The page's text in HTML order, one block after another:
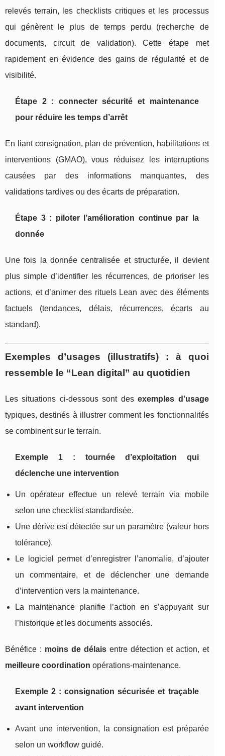
relevés terrain, les checklists critiques et les processus
qui génèrent le plus de temps perdu (recherche de
documents, circuit de validation). Cette étape met
rapidement en évidence des gains de régularité et de
visibilité.
Étape 2 : connecter sécurité et maintenance
pour réduire les temps d’arrêt
En liant consignation, plan de prévention, habilitations et
interventions (GMAO), vous réduisez les interruptions
causées par des informations manquantes, des
validations tardives ou des écarts de préparation.
Étape 3 : piloter l’amélioration continue par la
donnée
Une fois la donnée centralisée et structurée, il devient
plus simple d’identifier les récurrences, de prioriser les
actions, et d’animer des rituels Lean avec des éléments
factuels (tendances, délais, récurrences, écarts au
standard).
Exemples d’usages (illustratifs) : à quoi
ressemble le “Lean digital” au quotidien
Les situations ci-dessous sont desexemples d’usage
typiques, destinés à illustrer comment les fonctionnalités
se combinent sur le terrain.
Exemple 1 : tournée d’exploitation qui
déclenche une intervention
Un opérateur effectue un relevé terrain via mobile
selon une checklist standardisée.
Une dérive est détectée sur un paramètre (valeur hors
tolérance).
Le logiciel permet d’enregistrer l’anomalie, d’ajouter
un commentaire, et de déclencher une demande
d’intervention vers la maintenance.
La maintenance planifie l’action en s’appuyant sur
l’historique et les documents associés.
Bénéfice : moins de délaisentre détection et action, et
meilleure coordination opérations-maintenance.
Exemple 2 : consignation sécurisée et traçable
avant intervention
Avant une intervention, la consignation est préparée
selon un workflow guidé.